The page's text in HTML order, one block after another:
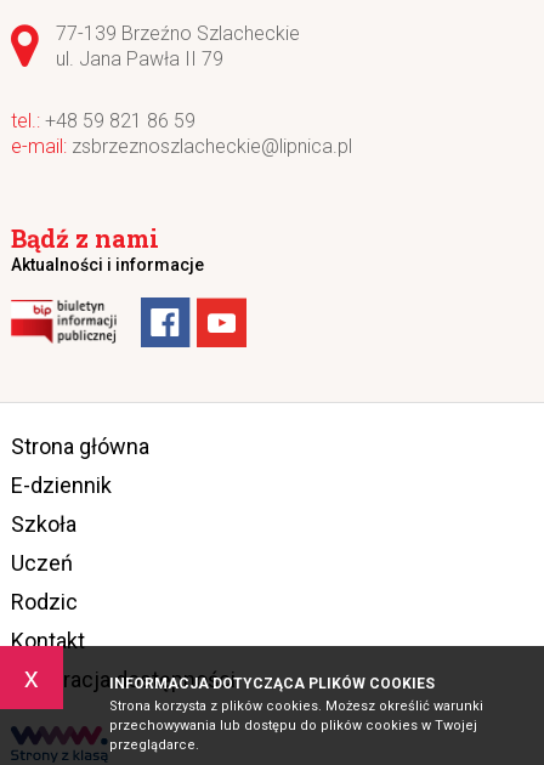
x INFORMACJA DOTYCZĄCA PLIKÓW COOKIES
Strona korzysta z plików cookies. Możesz określić warunki
przechowywania lub dostępu do plików cookies w Twojej
przeglądarce.
Adres pocztowy:
77-139 Brzeźno Szlacheckie
ul. Jana Pawła II 79
+48 59 821 86 59
zsbrzeznoszlacheckie@lipnica.pl
Bądź z nami
Aktualności i informacje
Strona główna
E-dziennik
Szkoła
Uczeń
Rodzic
Kontakt
Deklaracja dostępności